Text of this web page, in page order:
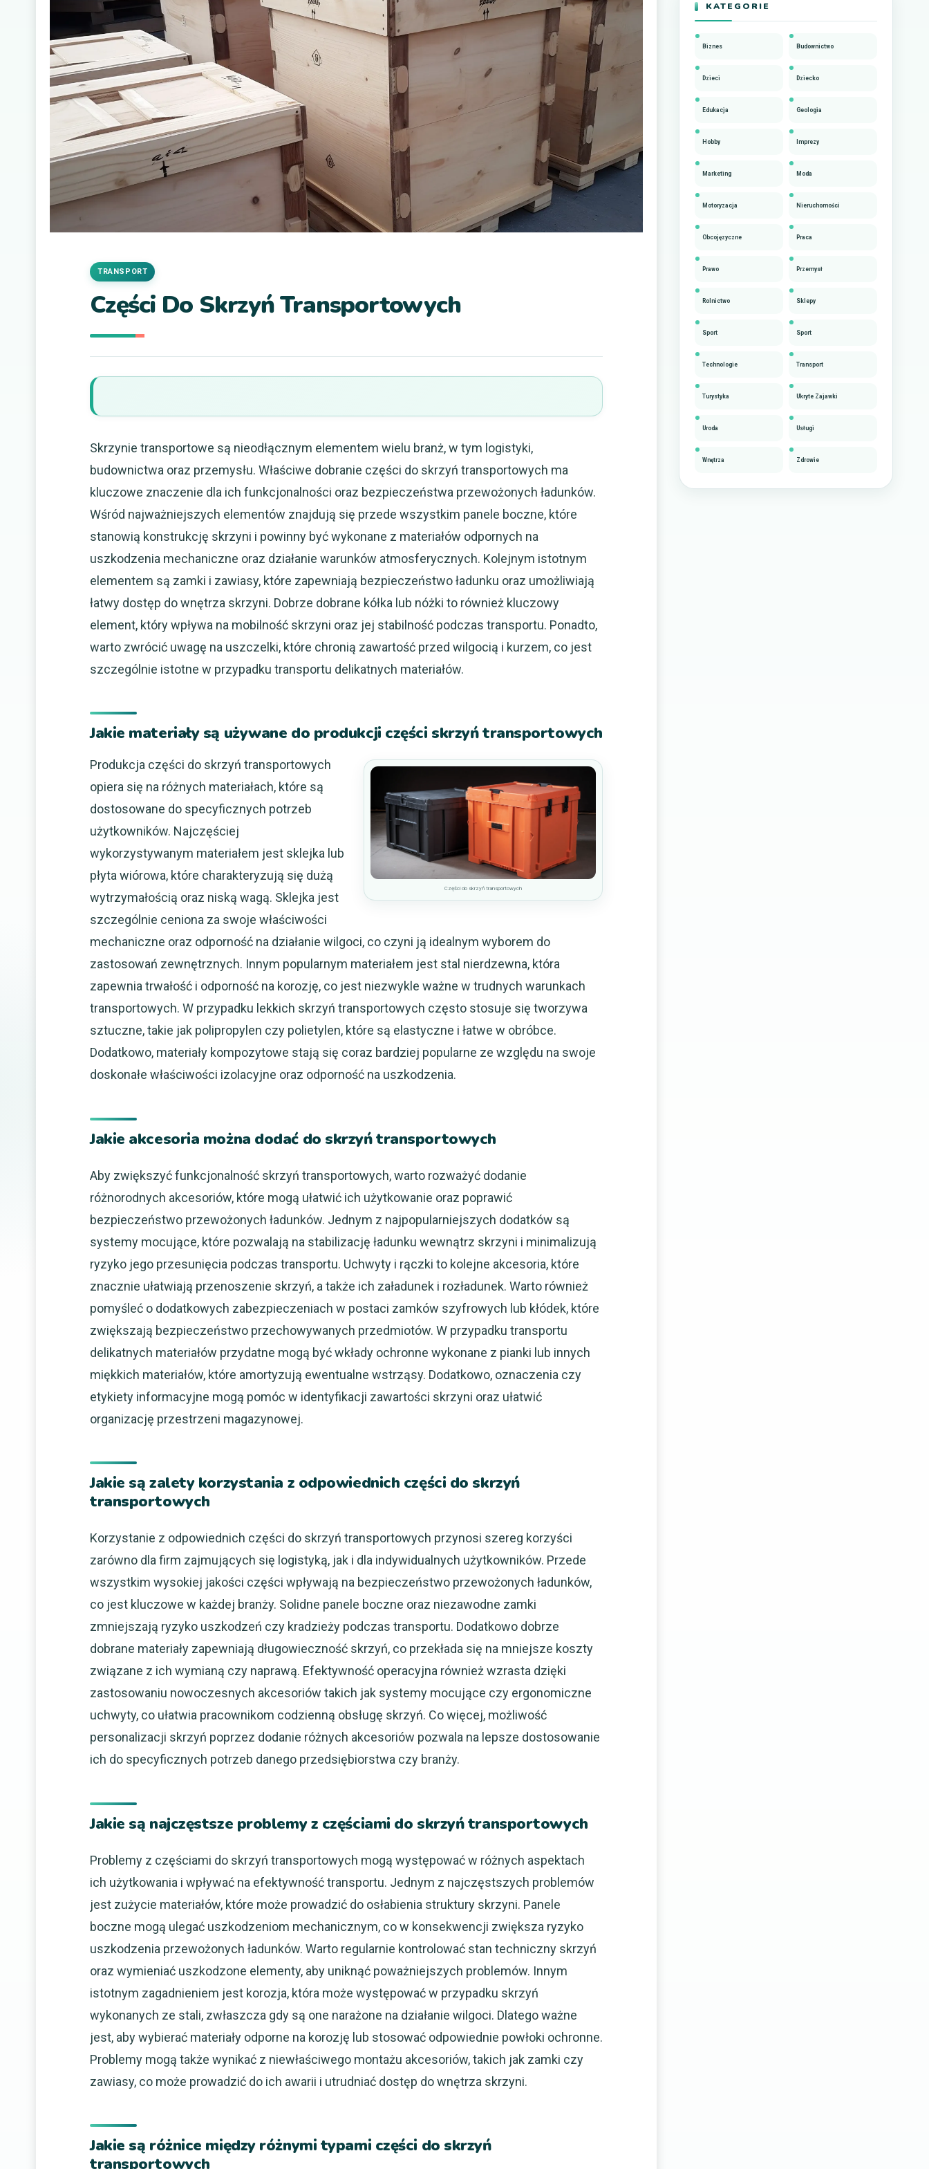
Części Do Skrzyń Transportowych
TRANSPORT
Skrzynie transportowe są nieodłącznym elementem wielu branż, w tym logistyki,
budownictwa oraz przemysłu. Właściwe dobranie części do skrzyń transportowych ma
kluczowe znaczenie dla ich funkcjonalności oraz bezpieczeństwa przewożonych ładunków.
Wśród najważniejszych elementów znajdują się przede wszystkim panele boczne, które
stanowią konstrukcję skrzyni i powinny być wykonane z materiałów odpornych na
uszkodzenia mechaniczne oraz działanie warunków atmosferycznych. Kolejnym istotnym
elementem są zamki i zawiasy, które zapewniają bezpieczeństwo ładunku oraz umożliwiają
łatwy dostęp do wnętrza skrzyni. Dobrze dobrane kółka lub nóżki to również kluczowy
element, który wpływa na mobilność skrzyni oraz jej stabilność podczas transportu. Ponadto,
warto zwrócić uwagę na uszczelki, które chronią zawartość przed wilgocią i kurzem, co jest
szczególnie istotne w przypadku transportu delikatnych materiałów.
Jakie materiały są używane do produkcji części skrzyń transportowych
Części do skrzyń transportowych
Produkcja części do skrzyń transportowych
opiera się na różnych materiałach, które są
dostosowane do specyficznych potrzeb
użytkowników. Najczęściej
wykorzystywanym materiałem jest sklejka lub
płyta wiórowa, które charakteryzują się dużą
wytrzymałością oraz niską wagą. Sklejka jest
szczególnie ceniona za swoje właściwości
mechaniczne oraz odporność na działanie wilgoci, co czyni ją idealnym wyborem do
zastosowań zewnętrznych. Innym popularnym materiałem jest stal nierdzewna, która
zapewnia trwałość i odporność na korozję, co jest niezwykle ważne w trudnych warunkach
transportowych. W przypadku lekkich skrzyń transportowych często stosuje się tworzywa
sztuczne, takie jak polipropylen czy polietylen, które są elastyczne i łatwe w obróbce.
Dodatkowo, materiały kompozytowe stają się coraz bardziej popularne ze względu na swoje
doskonałe właściwości izolacyjne oraz odporność na uszkodzenia.
Jakie akcesoria można dodać do skrzyń transportowych
Aby zwiększyć funkcjonalność skrzyń transportowych, warto rozważyć dodanie
różnorodnych akcesoriów, które mogą ułatwić ich użytkowanie oraz poprawić
bezpieczeństwo przewożonych ładunków. Jednym z najpopularniejszych dodatków są
systemy mocujące, które pozwalają na stabilizację ładunku wewnątrz skrzyni i minimalizują
ryzyko jego przesunięcia podczas transportu. Uchwyty i rączki to kolejne akcesoria, które
znacznie ułatwiają przenoszenie skrzyń, a także ich załadunek i rozładunek. Warto również
pomyśleć o dodatkowych zabezpieczeniach w postaci zamków szyfrowych lub kłódek, które
zwiększają bezpieczeństwo przechowywanych przedmiotów. W przypadku transportu
delikatnych materiałów przydatne mogą być wkłady ochronne wykonane z pianki lub innych
miękkich materiałów, które amortyzują ewentualne wstrząsy. Dodatkowo, oznaczenia czy
etykiety informacyjne mogą pomóc w identyfikacji zawartości skrzyni oraz ułatwić
organizację przestrzeni magazynowej.
Jakie są zalety korzystania z odpowiednich części do skrzyń
transportowych
Korzystanie z odpowiednich części do skrzyń transportowych przynosi szereg korzyści
zarówno dla firm zajmujących się logistyką, jak i dla indywidualnych użytkowników. Przede
wszystkim wysokiej jakości części wpływają na bezpieczeństwo przewożonych ładunków,
co jest kluczowe w każdej branży. Solidne panele boczne oraz niezawodne zamki
zmniejszają ryzyko uszkodzeń czy kradzieży podczas transportu. Dodatkowo dobrze
dobrane materiały zapewniają długowieczność skrzyń, co przekłada się na mniejsze koszty
związane z ich wymianą czy naprawą. Efektywność operacyjna również wzrasta dzięki
zastosowaniu nowoczesnych akcesoriów takich jak systemy mocujące czy ergonomiczne
uchwyty, co ułatwia pracownikom codzienną obsługę skrzyń. Co więcej, możliwość
personalizacji skrzyń poprzez dodanie różnych akcesoriów pozwala na lepsze dostosowanie
ich do specyficznych potrzeb danego przedsiębiorstwa czy branży.
Jakie są najczęstsze problemy z częściami do skrzyń transportowych
Problemy z częściami do skrzyń transportowych mogą występować w różnych aspektach
ich użytkowania i wpływać na efektywność transportu. Jednym z najczęstszych problemów
jest zużycie materiałów, które może prowadzić do osłabienia struktury skrzyni. Panele
boczne mogą ulegać uszkodzeniom mechanicznym, co w konsekwencji zwiększa ryzyko
uszkodzenia przewożonych ładunków. Warto regularnie kontrolować stan techniczny skrzyń
oraz wymieniać uszkodzone elementy, aby uniknąć poważniejszych problemów. Innym
istotnym zagadnieniem jest korozja, która może występować w przypadku skrzyń
wykonanych ze stali, zwłaszcza gdy są one narażone na działanie wilgoci. Dlatego ważne
jest, aby wybierać materiały odporne na korozję lub stosować odpowiednie powłoki ochronne.
Problemy mogą także wynikać z niewłaściwego montażu akcesoriów, takich jak zamki czy
zawiasy, co może prowadzić do ich awarii i utrudniać dostęp do wnętrza skrzyni.
Jakie są różnice między różnymi typami części do skrzyń
transportowych
KATEGORIE
Biznes Budownictwo
Dzieci Dziecko
Edukacja Geologia
Hobby Imprezy
Marketing Moda
Motoryzacja Nieruchomości
Obcojęzyczne Praca
Prawo Przemysł
Rolnictwo Sklepy
Sport Sport
Technologie Transport
Turystyka Ukryte Zajawki
Uroda Usługi
Wnętrza Zdrowie